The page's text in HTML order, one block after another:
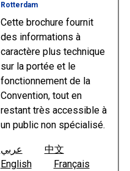
Rotterdam
Cette brochure fournit
des informations à
caractère plus technique
sur la portée et le
fonctionnement de la
Convention, tout en
restant très accessible à
un public non spécialisé.
عربي
中文
English
Français